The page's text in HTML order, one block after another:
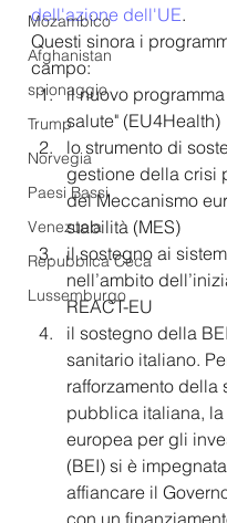
Mozambico
Afghanistan
spionaggio
Trump
Norvegia
Paesi Bassi
Venezuela
Repubblica Ceca
Lussemburgo
dell'azione dell'UE.
Questi sinora i
campo:
il nuovo
salute" (EU4Health)
lo strumento di
gestione della crisi
del Meccanismo
stabilità (MES)
il sostegno ai
nell’ambito
REACT-EU
il sostegno della
sanitario italiano.
rafforzamento della
pubblica italiana,
europea per gli
(BEI) si è
affiancare il
con un